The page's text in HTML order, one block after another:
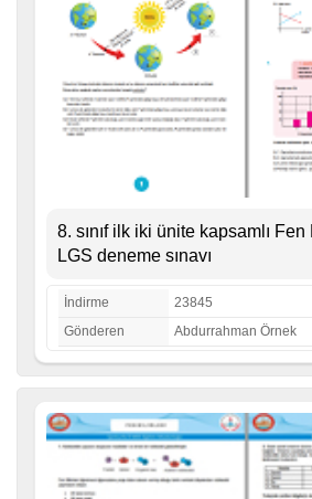
8. sınıf ilk iki ünite kapsamlı
LGS deneme sınavı
İndirme
23845
Gönderen
Abdurrahman Örnek